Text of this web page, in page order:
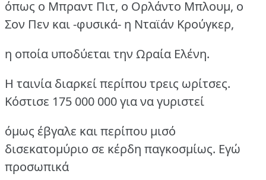
όπως ο Μπραντ Πιτ, ο Ορλάντο Μπλουμ, ο
Σον Πεν και -φυσικά- η Νταϊάν Κρούγκερ,
η οποία υποδύεται την Ωραία Ελένη.
Η ταινία διαρκεί περίπου τρεις ωρίτσες.
Κόστισε 175 000 000 για να γυριστεί
όμως έβγαλε και περίπου μισό
δισεκατομύριο σε κέρδη παγκοσμίως. Εγώ
προσωπικά